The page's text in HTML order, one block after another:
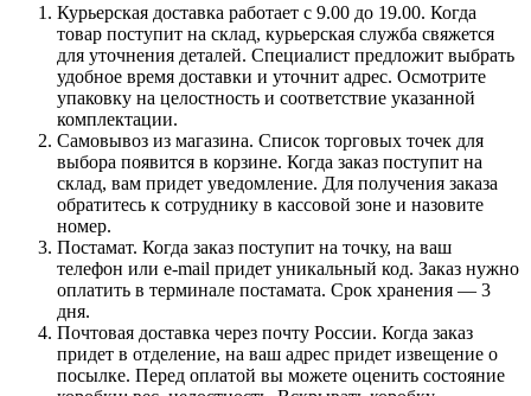
Курьерская доставка работает с 9.00 до 19.00. Когда
товар поступит на склад, курьерская служба свяжется
для уточнения деталей. Специалист предложит выбрать
удобное время доставки и уточнит адрес. Осмотрите
упаковку на целостность и соответствие указанной
комплектации.
Самовывоз из магазина. Список торговых точек для
выбора появится в корзине. Когда заказ поступит на
склад, вам придет уведомление. Для получения заказа
обратитесь к сотруднику в кассовой зоне и назовите
номер.
Постамат. Когда заказ поступит на точку, на ваш
телефон или e-mail придет уникальный код. Заказ нужно
оплатить в терминале постамата. Срок хранения — 3
дня.
Почтовая доставка через почту России. Когда заказ
придет в отделение, на ваш адрес придет извещение о
посылке. Перед оплатой вы можете оценить состояние